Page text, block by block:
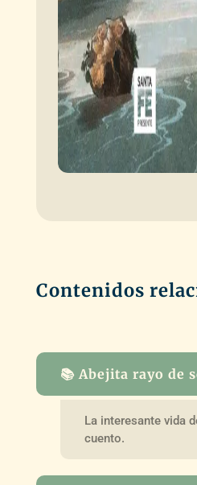
Contenidos
📚 Abejita rayo de
La interesante vida
cuento.